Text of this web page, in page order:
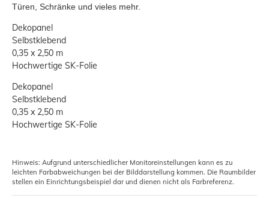
Türen, Schränke und vieles mehr.
Dekopanel
Selbstklebend
0,35 x 2,50 m
Hochwertige SK-Folie
Dekopanel
Selbstklebend
0,35 x 2,50 m
Hochwertige SK-Folie
Hinweis: Aufgrund unterschiedlicher Monitoreinstellungen kann es zu
leichten Farbabweichungen bei der Bilddarstellung kommen. Die Raumbilder
stellen ein Einrichtungsbeispiel dar und dienen nicht als Farbreferenz.